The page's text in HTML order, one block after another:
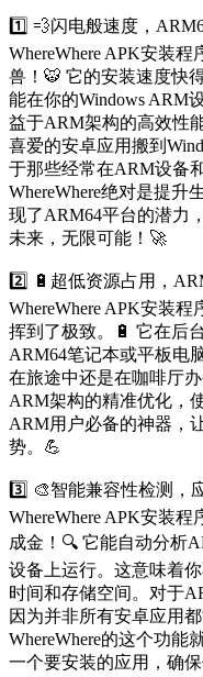
1️⃣ 💨闪电般速度，
WhereWhere APK安装
兽！🐯 它的安装速度快
能在你的Windows ARM
益于ARM架构的高效性
喜爱的安卓应用搬到
于那些经常在ARM设备
WhereWhere绝对是提升
现了ARM64平台的潜力
未来，无限可能！🚀
2️⃣ 🔋超低资源占用，
WhereWhere APK安装
挥到了极致。🔋 它在后
ARM64笔记本或平板电
在旅途中还是在咖啡厅
ARM架构的精准优化，
ARM用户必备的神器，
势。💪
3️⃣ 🎨智能兼容性检测，
WhereWhere APK安装
成金！🔍 它能自动分析
设备上运行。这意味着
时间和存储空间。对于
因为并非所有安卓应用
WhereWhere的这个功能
一个要安装的应用，确